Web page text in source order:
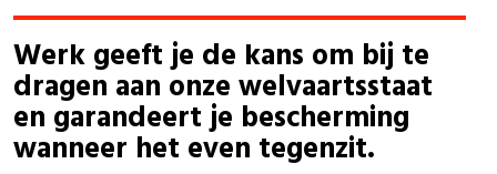
Werk geeft je de kans om bij te
dragen aan onze welvaartsstaat
en garandeert je bescherming
wanneer het even tegenzit.